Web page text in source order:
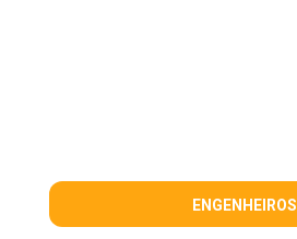
ENGENHEIROS